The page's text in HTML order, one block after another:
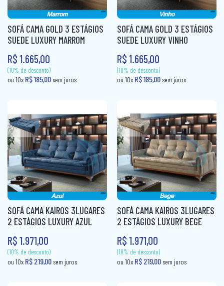
FRUTEIRA
FRUTEIRA AÇO
KIT CADEIRAS
KIT COZINHA
KIT COZINHA AÇO
MESA 4 CADEIRAS
MESA 6 CADEIRAS
MESA DE JANTAR 4 CADEIRAS
MESA DE JANTAR 6 CADEIRAS
MESA DOBRÁVEL
MESA TUBULAR AÇO
PANELEIRO
PANELEIRO AÇO
CABECEIRA BOX SOLTEIRO
CABECEIRA CASAL
CABECEIRA KING
CABECEIRA QUEEN
CAMA AUXILIAR
CAMA BAÙ SOLTEIRO
CAMA BOX CASAL
CAMA BOX MOLAS CASAL
CAMA BOX MOLAS SOLTEIRO
CAMA BOX SOLTEIRÃO
CAMA BOX SOLTEIRO
CAMA CASAL
PUFF CAMA
RACK
RACK + PAINEL
SOFÁ 2X3 LUGARES
SOFÁ CAMA
SOFÁ DE CANTO
SOFÁ RETRÁTIL
SOFANETE
SOFÁ CAMA GOLD 3 ESTÁGIOS
SUEDE LUXURY MARROM
R$ 1.665,00
(10% de desconto)
ou 10xR$ 185,00sem juros
SOFÁ CAMA GOLD 3 ESTÁGIOS
SUEDE LUXURY VINHO
R$ 1.665,00
(10% de desconto)
ou 10xR$ 185,00sem
SOFÁ CAMA KAIROS 3LUGARES
2 ESTÁGIOS LUXURY AZUL
R$ 1.971,00
SOFÁ CAMA KAIROS 3LUGARES
2 ESTÁGIOS LUXURY BEGE
R$ 1.971,00